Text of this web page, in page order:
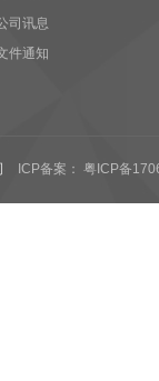
司讯息
件通知
ICP备案： 粤ICP备